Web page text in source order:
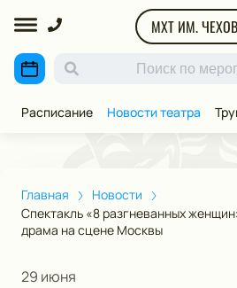
МХТ ИМ.
Расписание Новости театра
Главная
Новости
Спектакль «8 разгневанных
драма на сцене Москвы
29 июня